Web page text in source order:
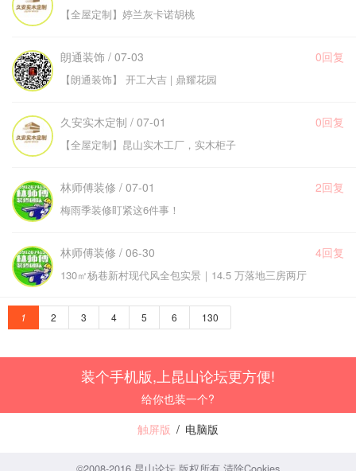
【全屋定制】婷兰灰卡诺胡桃
朗通装饰 / 07-03 0回复
【朗通装饰】 开工大吉 | 鼎耀花园
久安实木定制 / 07-01 0回复
【全屋定制】昆山实木工厂，实木柜子
林师傅装修 / 07-01 2回复
梅雨季装修盯紧这6件事！
林师傅装修 / 06-30 4回复
130㎡杨巷新村现代风全包实景｜14.5 万落地三房两厅
1 2 3 4 5 6 130
装个手机版,上昆山论坛更方便!
给你也装一个?
触屏版 / 电脑版